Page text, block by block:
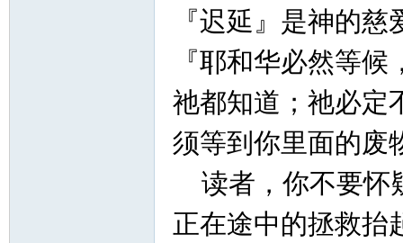
『迟延』是神的
『耶和华必然等
祂都知道；祂必定
须等到你里面的废
读者，你不要怀
正在途中的拯救抬